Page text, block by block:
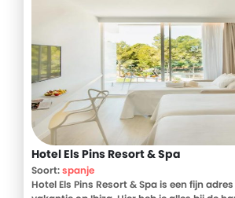
Hotel Els Pins Resort & Spa
Soort:spanje
Hotel Els Pins Resort & Spa is een fijn